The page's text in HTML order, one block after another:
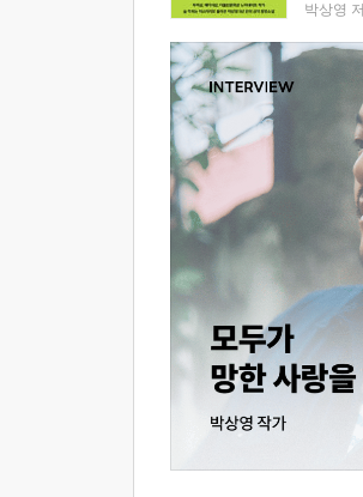
박상영 저